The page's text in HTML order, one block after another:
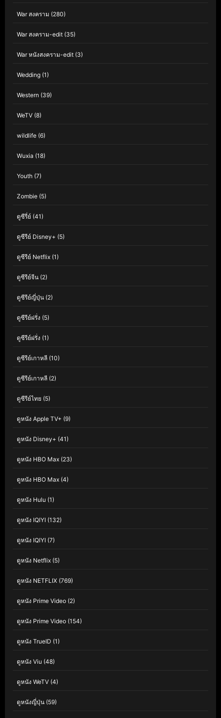
War สงคราม (280)
War สงคราม-edit (35)
War หนังสงคราม-edit (3)
Wedding (1)
Western (39)
WeTV (8)
wildlife (6)
Wuxia (18)
Youth (7)
Zombie (5)
ดูซีรี่ย์ (41)
ดูซีรีย์ Disney+ (5)
ดูซีรีย์ Netflix (1)
ดูซีรีย์จีน (2)
ดูซีรีย์ญี่ปุ่น (2)
ดูซีรีย์ฝรั่ง (5)
ดูซีรีย์ฝรั่ง (1)
ดูซีรีย์เกาหลี (10)
ดูซีรีย์เกาหลี (2)
ดูซีรีย์ไทย (5)
ดูหนัง Apple TV+ (9)
ดูหนัง Disney+ (41)
ดูหนัง HBO Max (23)
ดูหนัง HBO Max (4)
ดูหนัง Hulu (1)
ดูหนัง IQIYI (132)
ดูหนัง IQIYI (7)
ดูหนัง Netflix (5)
ดูหนัง NETFLIX (769)
ดูหนัง Prime Video (2)
ดูหนัง Prime Video (154)
ดูหนัง TrueID (1)
ดูหนัง Viu (48)
ดูหนัง WeTV (4)
ดูหนังญี่ปุ่น (59)